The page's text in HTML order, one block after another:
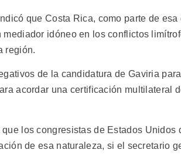
que Costa Rica, como parte de
idóneo en los conflictos
región.
de la candidatura de Gaviria
acordar una certificación multilateral
los congresistas de Estados
de esa naturaleza, si el secretario